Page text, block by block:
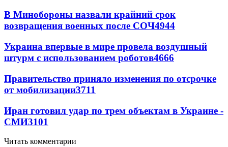
В Минобороны назвали крайний срок
возвращения военных после СОЧ4944
Украина впервые в мире провела воздушный
штурм с использованием роботов4666
Правительство приняло изменения по отсрочке
от мобилизации3711
Иран готовил удар по трем объектам в Украине -
СМИ3101
Читать комментарии